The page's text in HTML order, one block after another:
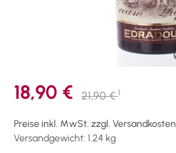
18,90 € 21,90 €1
Preise inkl. MwSt. zzgl. Versandkosten
Versandgewicht: 1.24 kg